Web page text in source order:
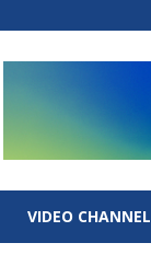
VIDEO CHANNEL